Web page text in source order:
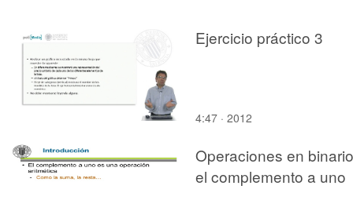
Ejercicio práctico 3
4:47 · 2012
Operaciones en
el complemento a uno